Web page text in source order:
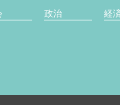
政治 経